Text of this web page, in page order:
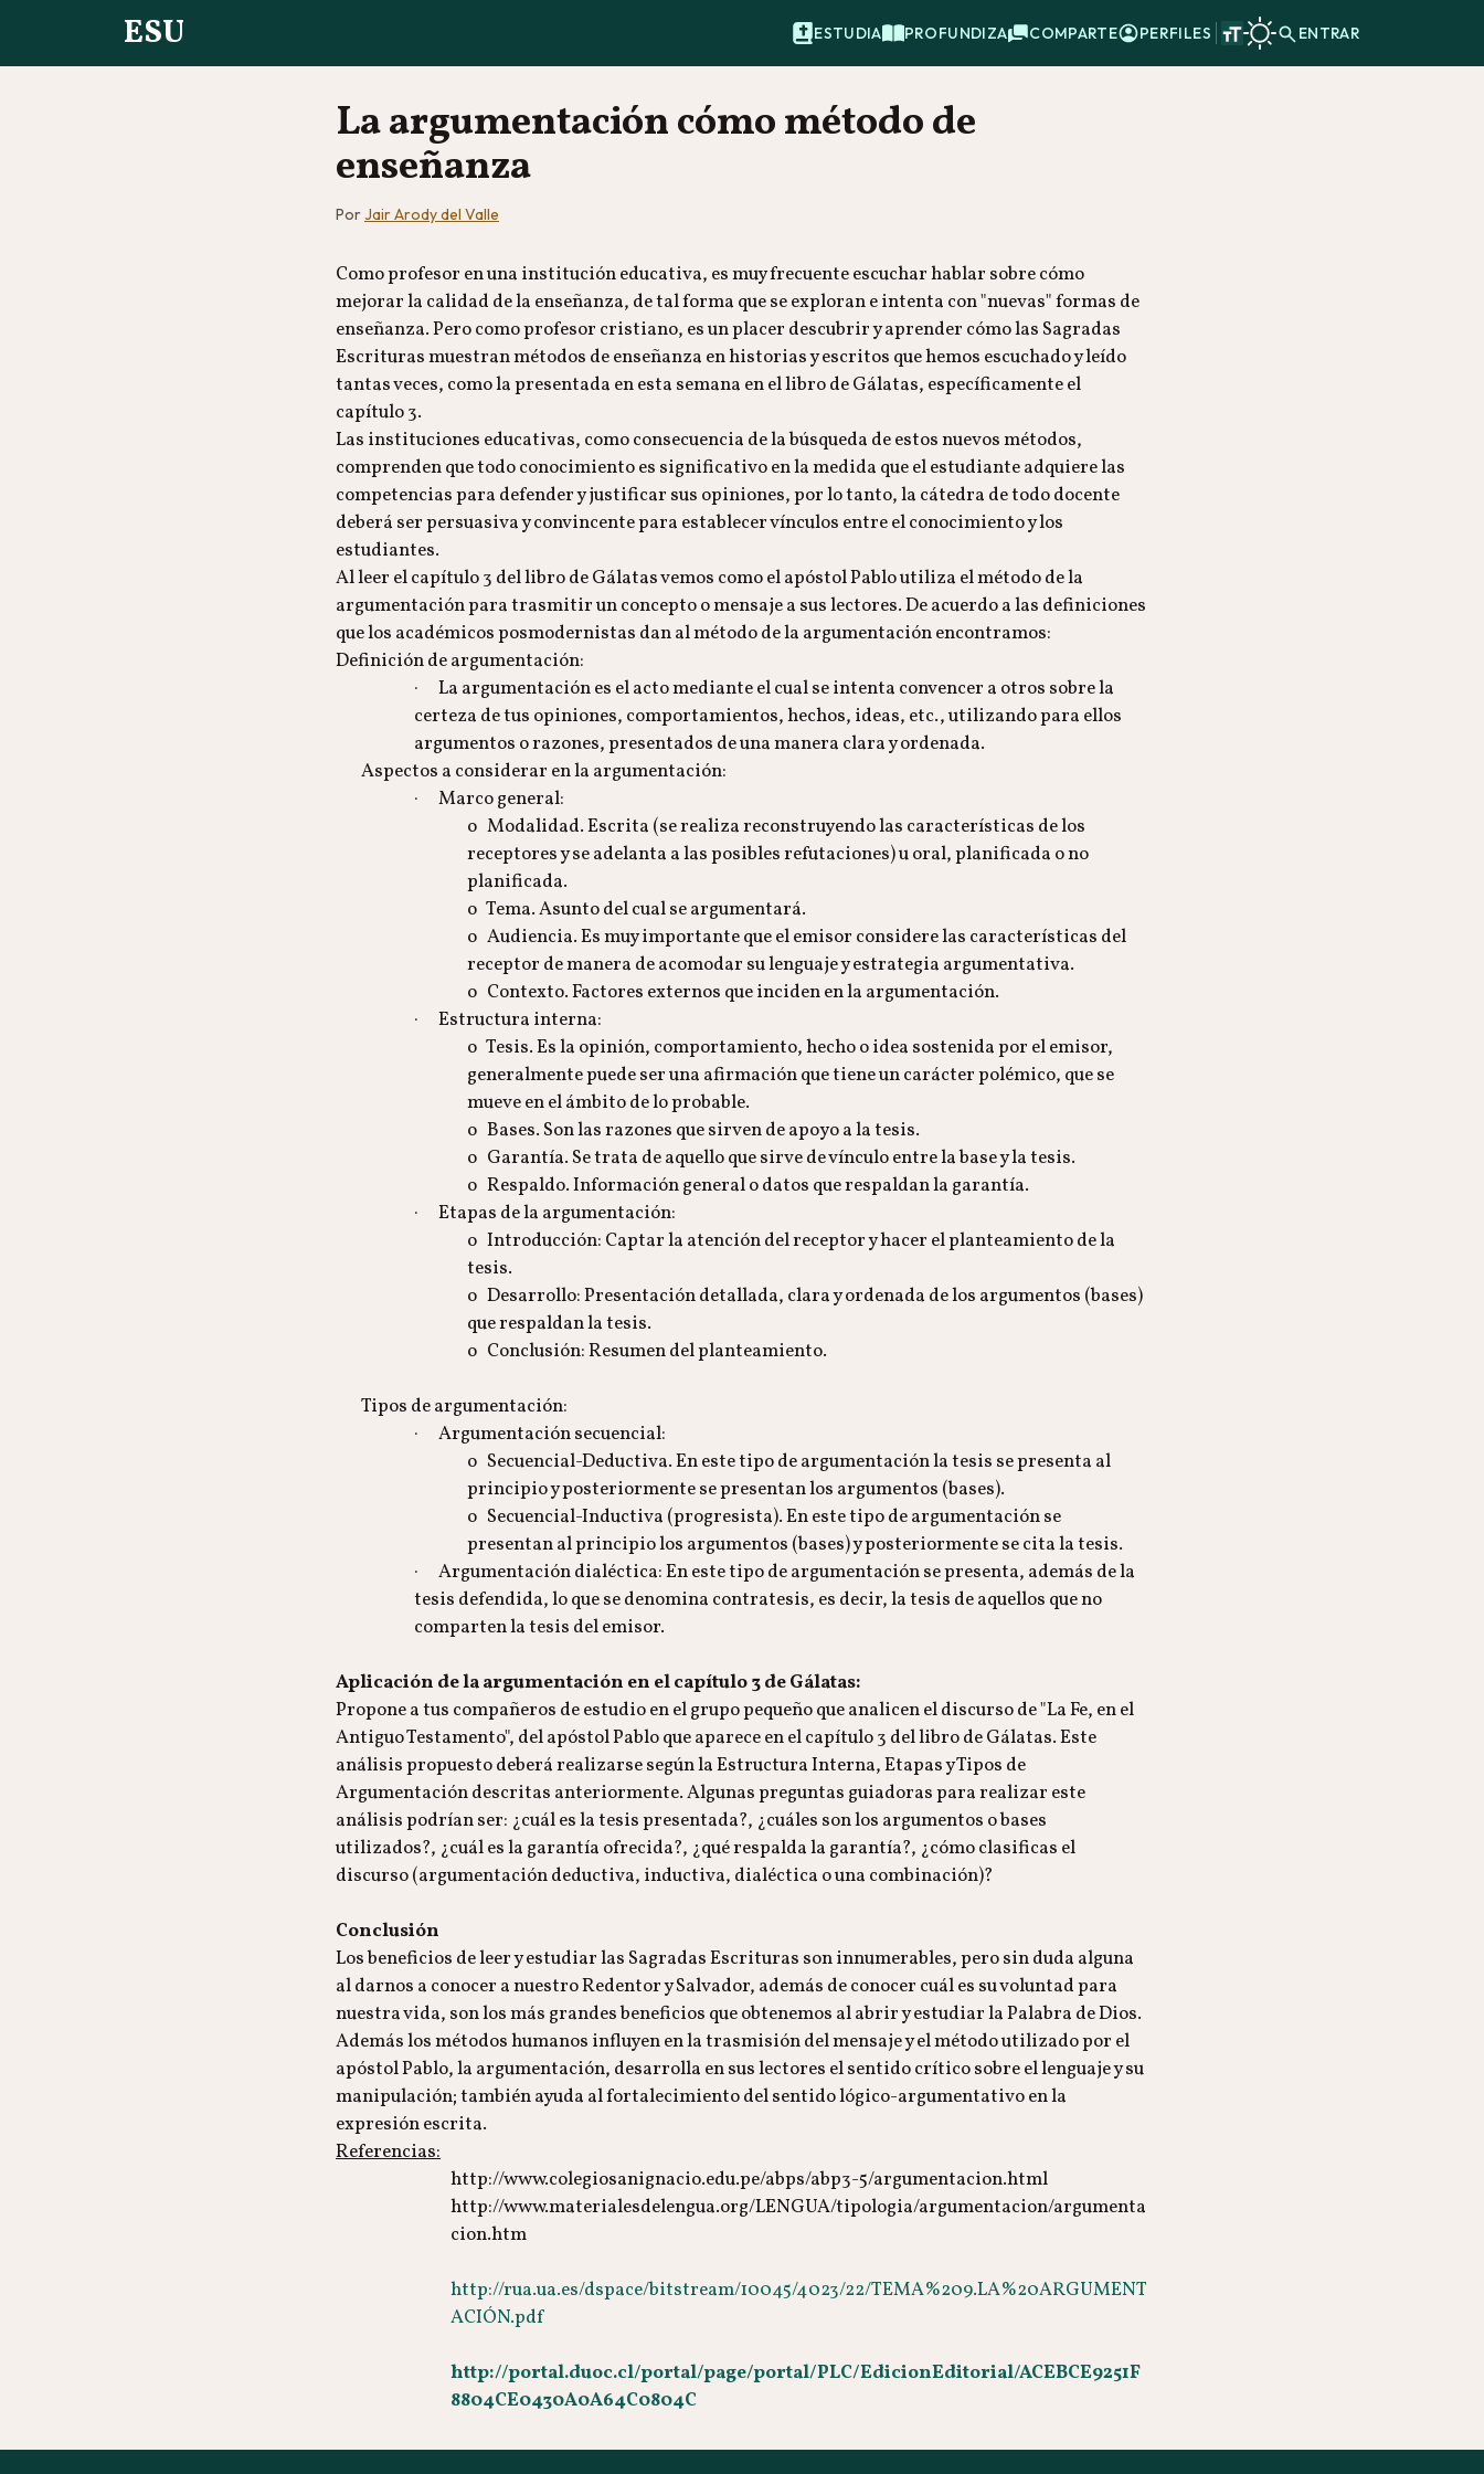
ESU ESTUDIA PROFUNDIZA COMPARTE PERFILES ENTRAR
La argumentación cómo método de
enseñanza
PorJair Arody del Valle
Como profesor en una institución educativa, es muy frecuente escuchar hablar sobre cómo
mejorar la calidad de la enseñanza, de tal forma que se exploran e intenta con "nuevas" formas de
enseñanza. Pero como profesor cristiano, es un placer descubrir y aprender cómo las Sagradas
Escrituras muestran métodos de enseñanza en historias y escritos que hemos escuchado y leído
tantas veces, como la presentada en esta semana en el libro de Gálatas, específicamente el
capítulo 3.
Las instituciones educativas, como consecuencia de la búsqueda de estos nuevos métodos,
comprenden que todo conocimiento es significativo en la medida que el estudiante adquiere las
competencias para defender y justificar sus opiniones, por lo tanto, la cátedra de todo docente
deberá ser persuasiva y convincente para establecer vínculos entre el conocimiento y los
estudiantes.
Al leer el capítulo 3 del libro de Gálatas vemos como el apóstol Pablo utiliza el método de la
argumentación para trasmitir un concepto o mensaje a sus lectores. De acuerdo a las definiciones
que los académicos posmodernistas dan al método de la argumentación encontramos:
Definición de argumentación:
· La argumentación es el acto mediante el cual se intenta convencer a otros sobre la
certeza de tus opiniones, comportamientos, hechos, ideas, etc., utilizando para ellos
argumentos o razones, presentados de una manera clara y ordenada.
Aspectos a considerar en la argumentación:
· Marco general:
o Modalidad. Escrita (se realiza reconstruyendo las características de los
receptores y se adelanta a las posibles refutaciones) u oral, planificada o no
planificada.
o Tema. Asunto del cual se argumentará.
o Audiencia. Es muy importante que el emisor considere las características del
receptor de manera de acomodar su lenguaje y estrategia argumentativa.
o Contexto. Factores externos que inciden en la argumentación.
· Estructura interna:
o Tesis. Es la opinión, comportamiento, hecho o idea sostenida por el emisor,
generalmente puede ser una afirmación que tiene un carácter polémico, que se
mueve en el ámbito de lo probable.
o Bases. Son las razones que sirven de apoyo a la tesis.
o Garantía. Se trata de aquello que sirve de vínculo entre la base y la tesis.
o Respaldo. Información general o datos que respaldan la garantía.
· Etapas de la argumentación:
o Introducción: Captar la atención del receptor y hacer el planteamiento de la
tesis.
o Desarrollo: Presentación detallada, clara y ordenada de los argumentos (bases)
que respaldan la tesis.
o Conclusión: Resumen del planteamiento.
Tipos de argumentación:
· Argumentación secuencial:
o Secuencial-Deductiva. En este tipo de argumentación la tesis se presenta al
principio y posteriormente se presentan los argumentos (bases).
o Secuencial-Inductiva (progresista). En este tipo de argumentación se
presentan al principio los argumentos (bases) y posteriormente se cita la tesis.
· Argumentación dialéctica: En este tipo de argumentación se presenta, además de la
tesis defendida, lo que se denomina contratesis, es decir, la tesis de aquellos que no
comparten la tesis del emisor.
Aplicación de la argumentación en el capítulo 3 de Gálatas:
Propone a tus compañeros de estudio en el grupo pequeño que analicen el discurso de "La Fe, en el
Antiguo Testamento", del apóstol Pablo que aparece en el capítulo 3 del libro de Gálatas. Este
análisis propuesto deberá realizarse según la Estructura Interna, Etapas y Tipos de
Argumentación descritas anteriormente. Algunas preguntas guiadoras para realizar este
análisis podrían ser: ¿cuál es la tesis presentada?, ¿cuáles son los argumentos o bases
utilizados?, ¿cuál es la garantía ofrecida?, ¿qué respalda la garantía?, ¿cómo clasificas el
discurso (argumentación deductiva, inductiva, dialéctica o una combinación)?
Conclusión
Los beneficios de leer y estudiar las Sagradas Escrituras son innumerables, pero sin duda alguna
al darnos a conocer a nuestro Redentor y Salvador, además de conocer cuál es su voluntad para
nuestra vida, son los más grandes beneficios que obtenemos al abrir y estudiar la Palabra de Dios.
Además los métodos humanos influyen en la trasmisión del mensaje y el método utilizado por el
apóstol Pablo, la argumentación, desarrolla en sus lectores el sentido crítico sobre el lenguaje y su
manipulación; también ayuda al fortalecimiento del sentido lógico-argumentativo en la
expresión escrita.
Referencias:
http://www.colegiosanignacio.edu.pe/abps/abp3-5/argumentacion.html
http://www.materialesdelengua.org/LENGUA/tipologia/argumentacion/argumenta
cion.htm
http://rua.ua.es/dspace/bitstream/10045/4023/22/TEMA%209.LA%20ARGUMENT
ACIÓN.pdf
http://portal.duoc.cl/portal/page/portal/PLC/EdicionEditorial/ACEBCE9251F
8804CE0430A0A64C0804C